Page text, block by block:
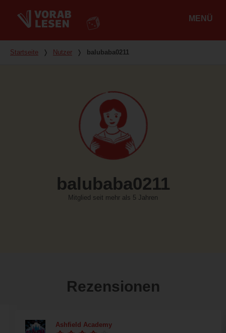
MENÜ
Du bist hier
Startseite ❭ Nutzer ❭ balubaba0211
balubaba0211
Mitglied seit mehr als 5 Jahren
Rezensionen
Ashfield Academy